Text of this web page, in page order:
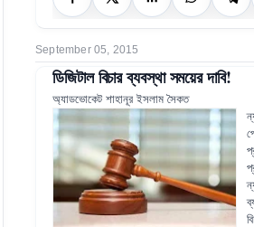
September 05, 2015
ডিজিটাল বিচার ব্যবস্থা সময়ের দাবি!
অ্যাডভোকেট শাহানূর ইসলাম সৈকত